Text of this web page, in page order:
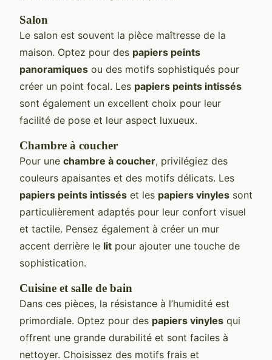
Salon
Le salon est souvent la pièce maîtresse de la
maison. Optez pour des papiers peints
panoramiques ou des motifs sophistiqués pour
créer un point focal. Les papiers peints intissés
sont également un excellent choix pour leur
facilité de pose et leur aspect luxueux.
Chambre à coucher
Pour une chambre à coucher, privilégiez des
couleurs apaisantes et des motifs délicats. Les
papiers peints intissés et les papiers vinyles sont
particulièrement adaptés pour leur confort visuel
et tactile. Pensez également à créer un mur
accent derrière le lit pour ajouter une touche de
sophistication.
Cuisine et salle de bain
Dans ces pièces, la résistance à l’humidité est
primordiale. Optez pour des papiers vinyles qui
offrent une grande durabilité et sont faciles à
nettoyer. Choisissez des motifs frais et